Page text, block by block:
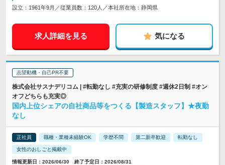
設立：1961年9月／従業員数：120人／本社所在地：静岡県
求人詳細を見る 気になる
志望動機・自己PR不要
株式会社サスナデリコム | #転勤なし #充実の研修制度 #週休2日制 #オン
オフどちらも充実◎
国内上位シェアの自社商品等をつくる【製造スタッフ】★夜勤
なし
正社員 職種・業種未経験OK 学歴不問 第二新卒歓迎 転勤なし
女性のおしごと掲載中
情報更新日：2026/06/30 終了予定日：2026/08/31